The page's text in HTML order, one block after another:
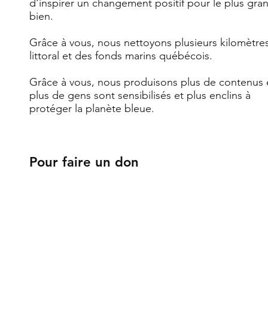
d'inspirer un changement positif pour le plus
bien.
Grâce à vous, nous nettoyons plusieurs
littoral et des fonds marins québécois.
Grâce à vous, nous produisons plus de contenus
plus de gens sont sensibilisés et plus enclins à
protéger la planète bleue.
Pour faire un don